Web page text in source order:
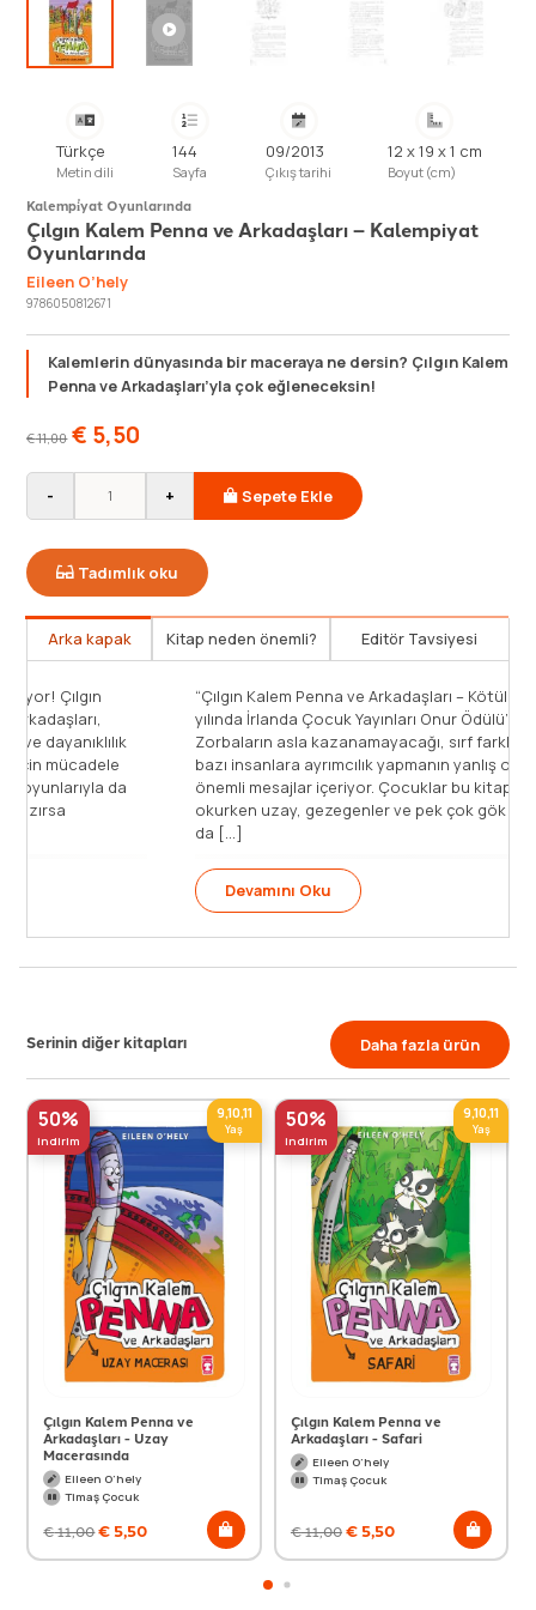
Türkçe
Metin dili
144
Sayfa
09/2013
Çıkış tarihi
12 x 19 x 1 cm
Boyut (cm)
Kalempi̇yat Oyunlarında
Çılgın Kalem Penna ve Arkadaşları – Kalempiyat
Oyunlarında
Eileen O’hely
9786050812671
Kalemlerin dünyasında bir maceraya ne dersin? Çılgın Kalem
Penna ve Arkadaşları’yla çok eğleneceksin!
€11,00 € 5,50
- + Sepete Ekle
Tadımlık oku
Arka kapak Kitap neden önemli? Editör Tavsiyesi
Kalemlerin dünyasında macera devam ediyor! Çılgın
kalem Penna ve en az onun kadar çılgın arkadaşları,
kalempiyat oyunlarına katılıyor… Hız, güç ve dayanıklılık
gerektiren bu oyunların kazananı olmak için mücadele
veren kalemler, kötü kalpli Karakeçeli'nin oyunlarıyla da
başa çıkabilecekler mi acaba? Herkes hazırsa
kalempiyat meşalesi yansın ve [...]
Serinin diğer kitapları Daha fazla ürün
50%
indirim
9,10,11
Yaş
Çılgın Kalem Penna ve
Arkadaşları - Uzay
Macerasında
Eileen O’hely
Timaş Çocuk
€11,00€ 5,50
50%
indirim
9,10,11
Yaş
Çılgın Kalem Penna ve
Arkadaşları - Safari
Eileen O’hely
Timaş Çocuk
€11,00€5,50